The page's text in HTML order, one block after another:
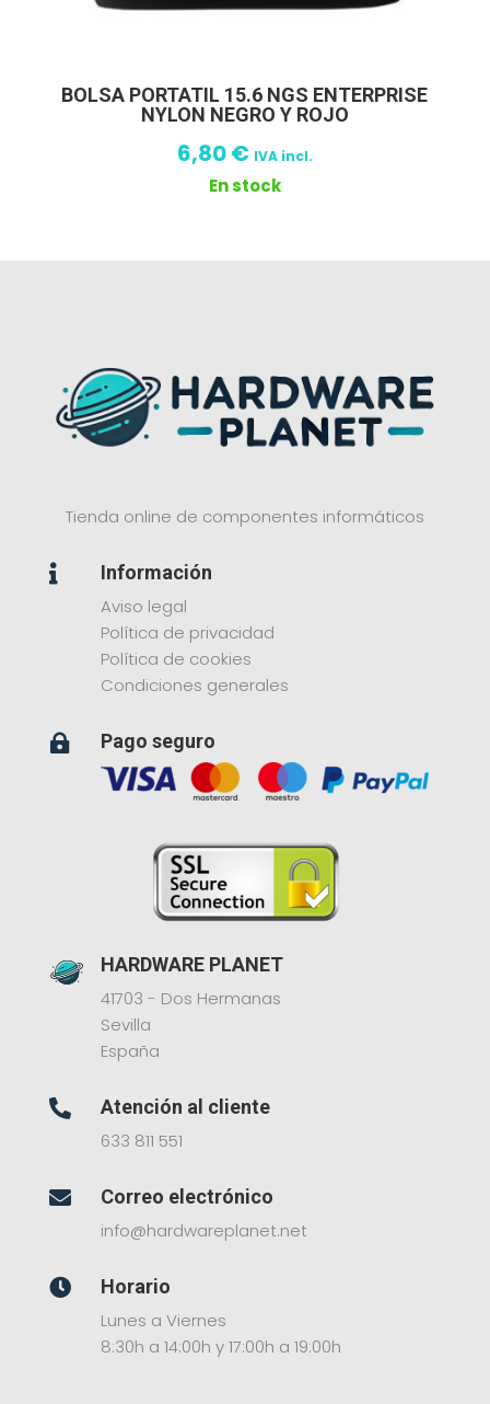
BOLSA PORTATIL 15.6 NGS ENTERPRISE
NYLON NEGRO Y ROJO
6,80€ IVA incl.
En stock
Tienda online de componentes informáticos

Información
Aviso legal
Política de privacidad
Política de cookies
Condiciones generales
 Pago seguro
HARDWARE PLANET
41703 - Dos Hermanas
Sevilla
España

Atención al cliente
633 811 551

Correo electrónico
info@hardwareplanet.net

Horario
Lunes a Viernes
8:30h a 14:00h y 17:00h a 19:00h